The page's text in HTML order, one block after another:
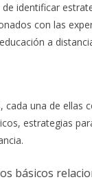
identificar
con las
a
cada una de
estrategias
básicos